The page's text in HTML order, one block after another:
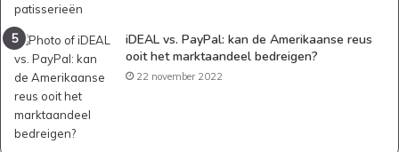
iDEAL vs. PayPal: kan de Amerikaanse reus
ooit het marktaandeel bedreigen?
22 november 2022